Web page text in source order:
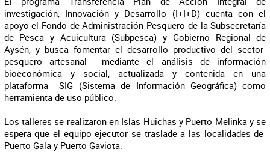
investigación, Innovación y Desarrollo (I+I+D) cuenta con el
apoyo el Fondo de Administración Pesquero de la Subsecretaría
de Pesca y Acuicultura (Subpesca) y Gobierno Regional de
Aysén, y busca fomentar el desarrollo productivo del sector
pesquero artesanal mediante el análisis de información
bioeconómica y social, actualizada y contenida en una
plataforma SIG (Sistema de Información Geográfica) como
herramienta de uso público.
Los talleres se realizaron en Islas Huichas y Puerto Melinka y se
espera que el equipo ejecutor se traslade a las localidades de
Puerto Gala y Puerto Gaviota.